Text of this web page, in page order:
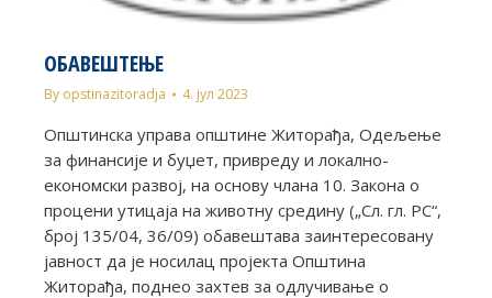
ОБАВЕШТЕЊЕ
By opstinazitoradja 4. јул 2023
Општинска управа општине Житорађа, Одељење
за финансије и буџет, привреду и локално-
економски развој, на основу члана 10. Закона о
процени утицаја на животну средину („Сл. гл. РС“,
број 135/04, 36/09) обавештава заинтересовану
јавност да је носилац пројекта Општина
Житорађа, поднео захтев за одлучивање о